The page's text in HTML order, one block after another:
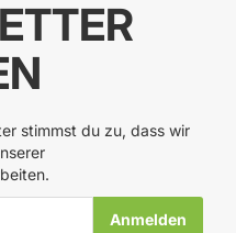
stimmst du zu, dass wir